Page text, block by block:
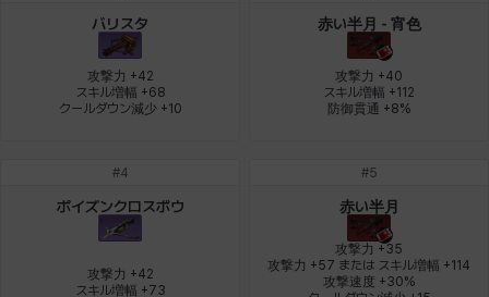
フィオラ ブレア
ヘイズ ヘジン マグヌス
ルク レノア レノックス
バリスタ
攻撃力 +42
スキル増幅 +68
クールダウン減少 +10
赤い半月 - 宵色
攻撃力 +40
スキル増幅 +112
防御貫通 +8%
#4
ポイズンクロスボウ
攻撃力 +42
スキル増幅 +73
#5
赤い半月
攻撃力 +35
攻撃力 +57 または スキル増幅 +114
攻撃速度 +30%